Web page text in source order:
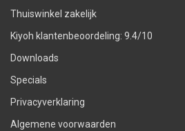
Thuiswinkel zakelijk
Kiyoh klantenbeoordeling: 9.4/10
Downloads
Specials
Privacyverklaring
Algemene voorwaarden